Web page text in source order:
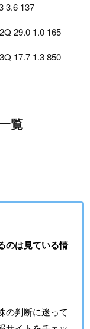
3.6 137
29.0 1.0 165
17.7 1.3 850
覧
のは見ている情
の判断に迷って